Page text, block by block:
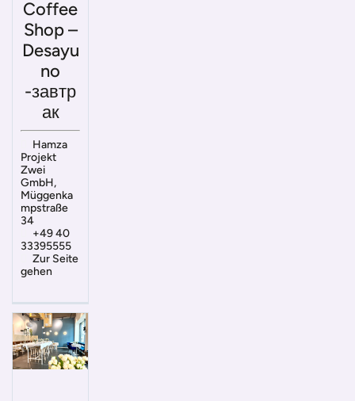
Coffee
Shop –
Desayu
no
-завтр
ак
Hamza
Projekt
Zwei
GmbH,
Müggenka
mpstraße
34
+49 40
33395555
Zur Seite
gehen